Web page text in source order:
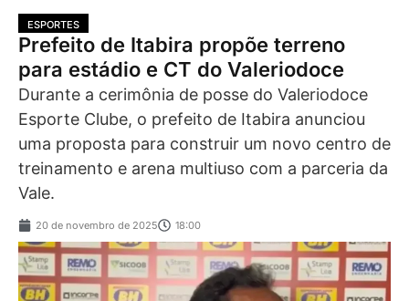
ESPORTES
Prefeito de Itabira propõe terreno
para estádio e CT do Valeriodoce
Durante a cerimônia de posse do Valeriodoce
Esporte Clube, o prefeito de Itabira anunciou
uma proposta para construir um novo centro de
treinamento e arena multiuso com a parceria da
Vale.
20 de novembro de 2025 18:00